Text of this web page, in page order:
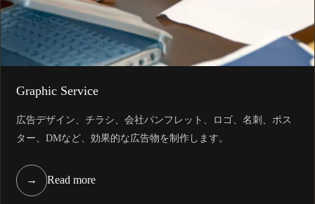
Graphic Service
広告デザイン、チラシ、会社パンフレット、ロゴ、名刺、ポス
ター、DMなど、効果的な広告物を制作します。
→ Read more